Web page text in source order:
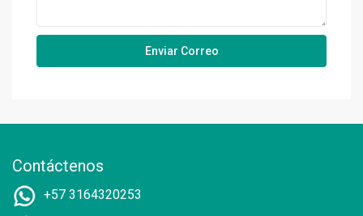
Contáctenos
+57 3164320253